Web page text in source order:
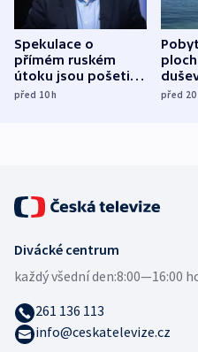
Spekulace o
přímém ruském
útoku jsou pošetilé,
míní estonský
před 10h před 20
Divácké centrum
každý všední den:8:00—16:00
261 136 113
info@ceskatelevize.cz